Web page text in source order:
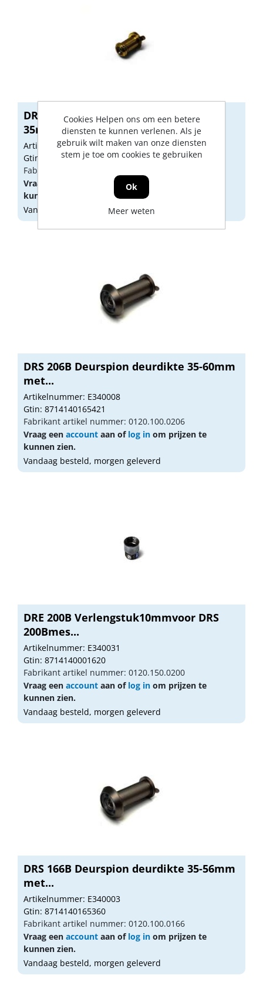
DRS 16616B Deurspion deurdikte 18-
35mm m...
Artikelnummer: E340012
Gtin: 8714140001538
Fabrikant artikel nummer: 0120.120.0166
Vraag een
aan oflog in
kunnen zien.
Vandaag besteld, morgen geleverd
DRS 206B Deurspion deurdikte 35-60mm
met...
Artikelnummer: E340008
Gtin: 8714140165421
Fabrikant artikel nummer: 0120.100.0206
Vraag een account aan of log in om prijzen te
kunnen zien.
Vandaag besteld, morgen geleverd
DRE 200B Verlengstuk10mmvoor DRS
200Bmes...
Artikelnummer: E340031
Gtin: 8714140001620
Fabrikant artikel nummer: 0120.150.0200
Vraag een account aan of log in om prijzen te
kunnen zien.
Vandaag besteld, morgen geleverd
DRS 166B Deurspion deurdikte 35-56mm
met...
Artikelnummer: E340003
Gtin: 8714140165360
Fabrikant artikel nummer: 0120.100.0166
Vraag een account aan of log in om prijzen te
kunnen zien.
Vandaag besteld, morgen geleverd
Cookies Helpen ons om een betere
diensten te kunnen verlenen. Als je
gebruik wilt maken van onze diensten
stem je toe om cookies te gebruiken
Ok
Meer weten